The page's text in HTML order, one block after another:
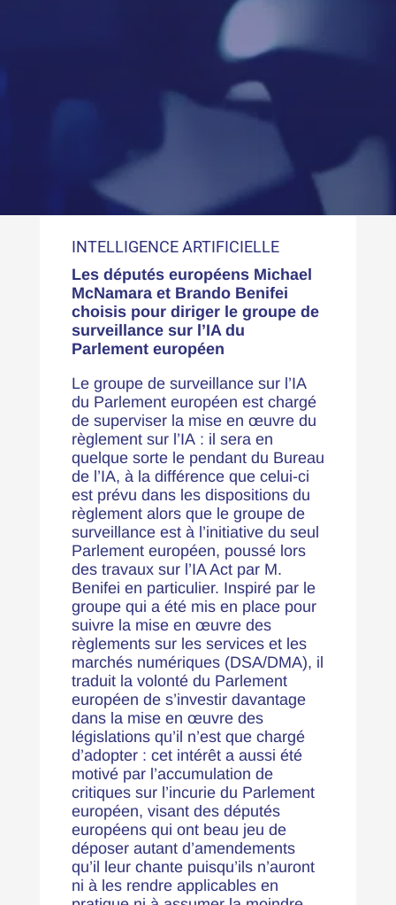
INTELLIGENCE ARTIFICIELLE
Les députés européens Michael
McNamara et Brando Benifei
choisis pour diriger le groupe de
surveillance sur l’IA du
Parlement européen
Le groupe de surveillance sur l’IA
du Parlement européen est chargé
de superviser la mise en œuvre du
règlement sur l’IA : il sera en
quelque sorte le pendant du Bureau
de l’IA, à la différence que celui-ci
est prévu dans les dispositions du
règlement alors que le groupe de
surveillance est à l’initiative du seul
Parlement européen, poussé lors
des travaux sur l’IA Act par M.
Benifei en particulier. Inspiré par le
groupe qui a été mis en place pour
suivre la mise en œuvre des
règlements sur les services et les
marchés numériques (DSA/DMA), il
traduit la volonté du Parlement
européen de s’investir davantage
dans la mise en œuvre des
législations qu’il n’est que chargé
d’adopter : cet intérêt a aussi été
motivé par l’accumulation de
critiques sur l’incurie du Parlement
européen, visant des députés
européens qui ont beau jeu de
déposer autant d’amendements
qu’il leur chante puisqu’ils n’auront
ni à les rendre applicables en